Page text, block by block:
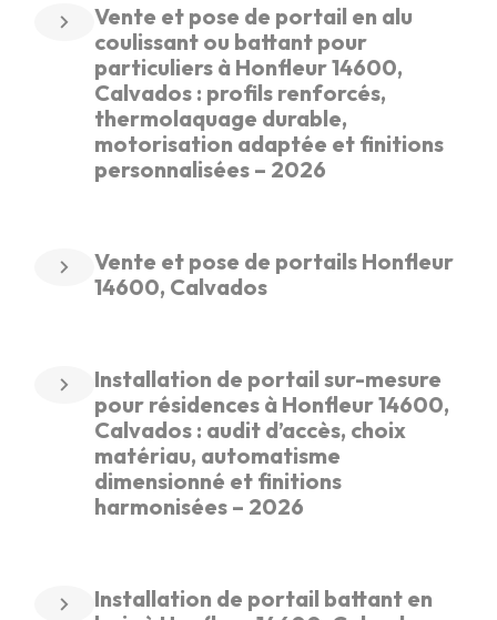
Vente et pose de portail en alu
coulissant ou battant pour
particuliers à Honfleur 14600,
Calvados : profils renforcés,
thermolaquage durable,
motorisation adaptée et finitions
personnalisées – 2026
Vente et pose de portails Honfleur
14600, Calvados
Installation de portail sur-mesure
pour résidences à Honfleur 14600,
Calvados : audit d’accès, choix
matériau, automatisme
dimensionné et finitions
harmonisées – 2026
Installation de portail battant en